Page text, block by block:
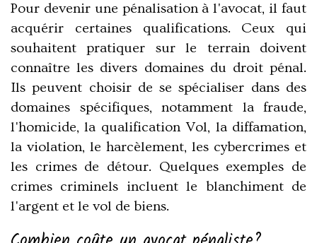
Pour devenir une pénalisation à l'avocat, il faut
acquérir certaines qualifications. Ceux qui
souhaitent pratiquer sur le terrain doivent
connaître les divers domaines du droit pénal.
Ils peuvent choisir de se spécialiser dans des
domaines spécifiques, notamment la fraude,
l'homicide, la qualification Vol, la diffamation,
la violation, le harcèlement, les cybercrimes et
les crimes de détour. Quelques exemples de
crimes criminels incluent le blanchiment de
l'argent et le vol de biens.